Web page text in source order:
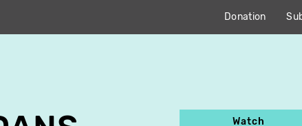
Donation
Watch